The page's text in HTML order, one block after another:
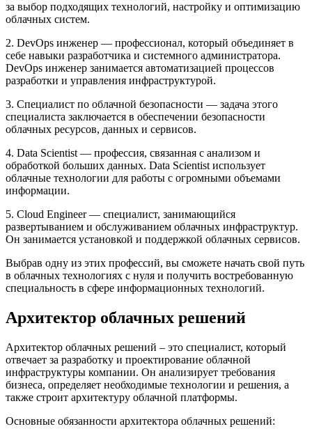
за выбор подходящих технологий, настройку и оптимизацию
облачных систем.
2. DevOps инженер — профессионал, который объединяет в
себе навыки разработчика и системного администратора.
DevOps инженер занимается автоматизацией процессов
разработки и управления инфраструктурой.
3. Специалист по облачной безопасности — задача этого
специалиста заключается в обеспечении безопасности
облачных ресурсов, данных и сервисов.
4. Data Scientist — профессия, связанная с анализом и
обработкой больших данных. Data Scientist использует
облачные технологии для работы с огромными объемами
информации.
5. Cloud Engineer — специалист, занимающийся
развертыванием и обслуживанием облачных инфраструктур.
Он занимается установкой и поддержкой облачных сервисов.
Выбрав одну из этих профессий, вы сможете начать свой путь
в облачных технологиях с нуля и получить востребованную
специальность в сфере информационных технологий.
Архитектор облачных решений
Архитектор облачных решений – это специалист, который
отвечает за разработку и проектирование облачной
инфраструктуры компании. Он анализирует требования
бизнеса, определяет необходимые технологии и решения, а
также строит архитектуру облачной платформы.
Основные обязанности архитектора облачных решений: